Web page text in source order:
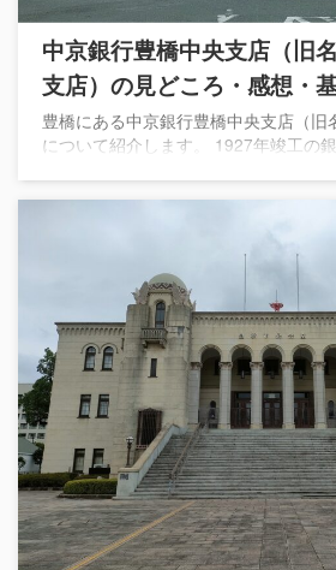
中京銀行豊橋中央支店（旧
支店）の見どころ・感想・
竣工の銀行建築
豊橋にある中京銀行豊橋中央支店（旧
について紹介します。 1927年竣工の銀